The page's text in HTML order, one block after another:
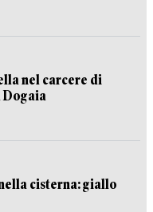
nel carcere di
Dogaia
cisterna: giallo